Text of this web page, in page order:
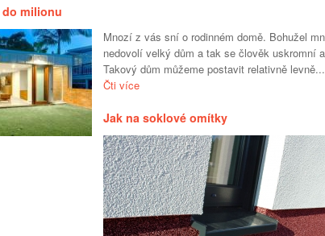
milionu
Mnozí z vás sní o rodinném domě. Bohužel
nedovolí velký dům a tak se člověk uskromní
Takový dům můžeme postavit relativně levně...
Čti více
Jak na soklové omítky